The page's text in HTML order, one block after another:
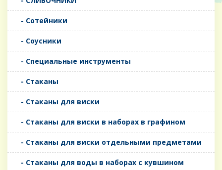
- Сотейники
- Соусники
- Специальные инструменты
- Стаканы
- Стаканы для виски
- Стаканы для виски в наборах в графином
- Стаканы для виски отдельными предметами
- Стаканы для воды в наборах с кувшином